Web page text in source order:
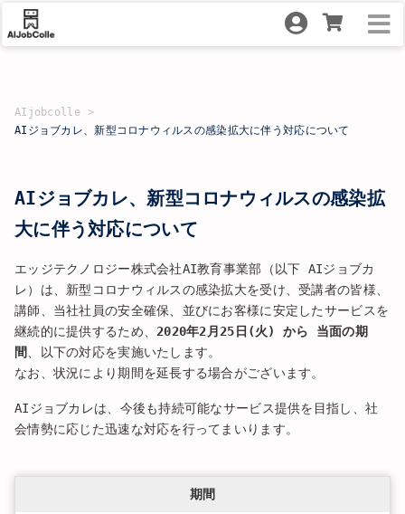
AIjobcolle
AIジョブカレ、新型コロナウィルスの感染拡大に伴う対応について
AIジョブカレ、新型コロナウィルスの感染拡
大に伴う対応について
エッジテクノロジー株式会社AI教育事業部（以下 AIジョブカ
レ）は、新型コロナウィルスの感染拡大を受け、受講者の皆様、
講師、当社社員の安全確保、並びにお客様に安定したサービスを
継続的に提供するため、 2020年2月25日(火) から 当面の期
間
、以下の対応を実施いたします。
なお、状況により期間を延長する場合がございます。
AIジョブカレは、今後も持続可能なサービス提供を目指し、社
会情勢に応じた迅速な対応を行ってまいります。
期間